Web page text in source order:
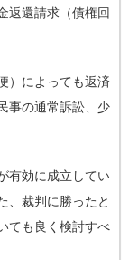
返還請求（債権回
）によっても返済
事の通常訴訟、少
有効に成立してい
、裁判に勝ったと
ても良く検討すべ